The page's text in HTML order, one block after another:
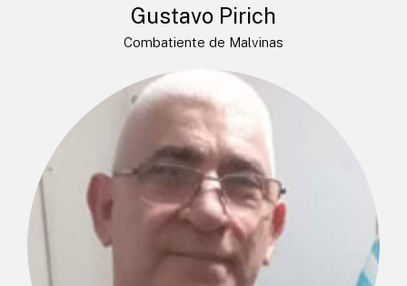
Gustavo Pirich
Combatiente de Malvinas